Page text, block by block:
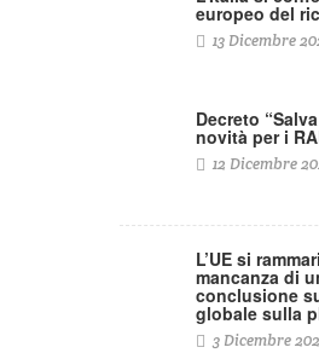
europeo del
13 Dicembre
Decreto
novità per i
12 Dicembre
L’UE si
mancanza di
conclusione
globale sulla
3 Dicembre